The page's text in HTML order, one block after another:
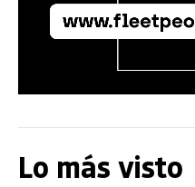
Lo más visto